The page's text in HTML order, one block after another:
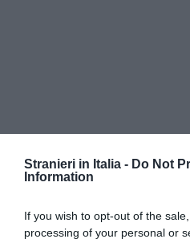
Stranieri in Italia - Do Not
Information
If you wish to opt-out of the
processing of your personal or